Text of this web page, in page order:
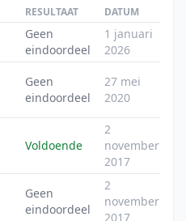
RESULTAAT DATUM
Geen
eindoordeel
1 januari
2026
Geen
eindoordeel
27 mei
2020
Voldoende
2
november
2017
Geen
eindoordeel
2
november
2017